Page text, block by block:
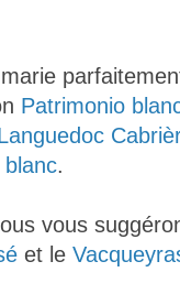
Patrimonio
.
vous
et le